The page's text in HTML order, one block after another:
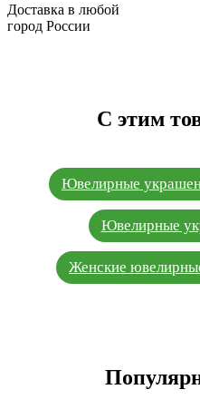
Доставка в любой
город России
С этим
Ювелирные
Ювелирные
Женские